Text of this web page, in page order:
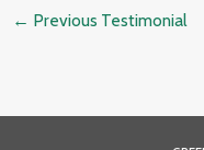
← Previous Testimonial